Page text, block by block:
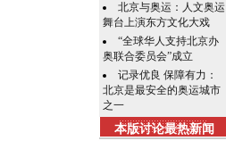
北京与奥运：人文奥运
舞台上演东方文化大戏
“全球华人支持北京办
奥联合委员会”成立
记录优良 保障有力：
北京是最安全的奥运城市
之一
本版讨论最热新闻